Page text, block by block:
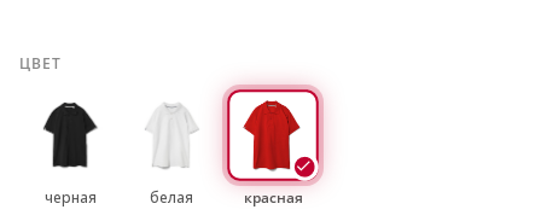
ЦВЕТ
черная белая красная